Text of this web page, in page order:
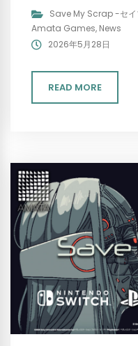
Save My Scrap -セイ
Amata Games, News
2026年5月28日
READ MORE